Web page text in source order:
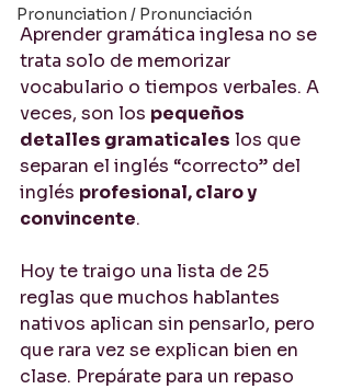
Pronunciation / Pronunciación
Aprender gramática inglesa no se
trata solo de memorizar
vocabulario o tiempos verbales. A
veces, son los pequeños
detalles gramaticales los que
separan el inglés “correcto” del
inglés profesional, claro y
convincente.
Hoy te traigo una lista de 25
reglas que muchos hablantes
nativos aplican sin pensarlo, pero
que rara vez se explican bien en
clase. Prepárate para un repaso